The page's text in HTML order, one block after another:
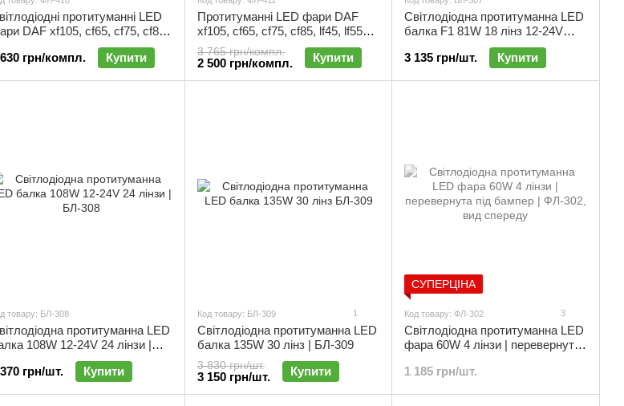
протитуманні LED
DAF xf105, cf65, cf75, cf85,
lf55 (100мм) 12-24V (2шт) |
410грн/компл. Купити
Протитуманні LED фари DAF
xf105, cf65, cf75, cf85, lf45, lf55
(100мм) з ДХО (2шт) | ФЛ-411
3 765 грн/компл.
2 500 грн/компл. Купити
Світлодіодна протитуманна LED
балка F1 81W 18 лінз 12-24V
ближнє світло | БЛ-307
3 135 грн/шт.
Купити
товару: БЛ-308
протитуманна LED
108W 12-24V 24 лінзи |
грн/шт.
Купити
Код товару: БЛ-309 1
Світлодіодна протитуманна LED
балка 135W 30 лінз | БЛ-309
3 830 грн/шт.
3 150 грн/шт. Купити
СУПЕРЦІНА
Код товару: ФЛ-302 3
Світлодіодна протитуманна LED
фара 60W 4 лінзи | перевернута
1 185 грн/шт.